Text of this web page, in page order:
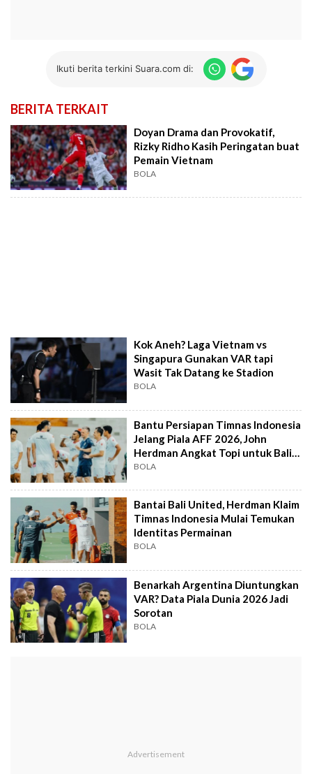
Ikuti berita terkini Suara.com di:
BERITA TERKAIT
Doyan Drama dan Provokatif,
Rizky Ridho Kasih Peringatan buat
Pemain Vietnam
BOLA
Kok Aneh? Laga Vietnam vs
Singapura Gunakan VAR tapi
Wasit Tak Datang ke Stadion
BOLA
Bantu Persiapan Timnas Indonesia
Jelang Piala AFF 2026, John
Herdman Angkat Topi untuk Bali
United
BOLA
Bantai Bali United, Herdman Klaim
Timnas Indonesia Mulai Temukan
Identitas Permainan
BOLA
Benarkah Argentina Diuntungkan
VAR? Data Piala Dunia 2026 Jadi
Sorotan
BOLA